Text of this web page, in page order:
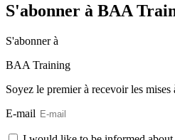
S'abonner à BAA
S'abonner à
BAA Training
Soyez le premier à recevoir les
E-mail